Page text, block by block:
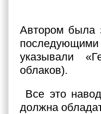
Автором была
последующими
указывали
облаков).
Все это
должна